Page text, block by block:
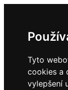
Tyto
cookies a
vylepšení